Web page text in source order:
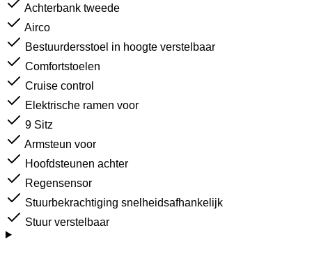
Achterbank tweede
Airco
Bestuurdersstoel in hoogte verstelbaar
Comfortstoelen
Cruise control
Elektrische ramen voor
9 Sitz
Armsteun voor
Hoofdsteunen achter
Regensensor
Stuurbekrachtiging snelheidsafhankelijk
Stuur verstelbaar